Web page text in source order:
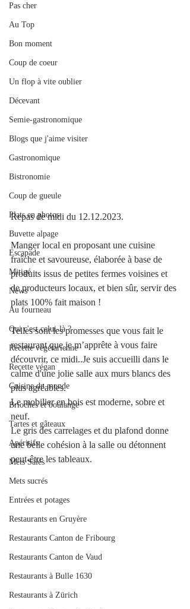
Pas cher
Au Top
Bon moment
Coup de coeur
Un flop à vite oublier
Décevant
Semie-gastronomique
Blogs que j'aime visiter
Gastronomique
Bistronomie
Coup de gueule
Plats en photos
Buvette alpage
Escapade
Mitigé
News
Au fourneau
Qui c'est celui-là ?
Recette végétarienne
Recette végan
Cuisine du monde
Brioches et boulange
Tartes et gâteaux
Apéritifs
Mets Salés
Mets sucrés
Entrées et potages
Restaurants en Gruyère
Restaurants Canton de Fribourg
Restaurants Canton de Vaud
Restaurants à Bulle 1630
Restaurants à Zürich
Repas de midi du 12.12.2023.
Manger local en proposant une cuisine
fraîche et savoureuse, élaborée à base de
produits issus de petites fermes voisines et
de producteurs locaux, et bien sûr, servir des
plats 100% fait maison !
Telles sont les promesses que vous fait le
restaurant que je m’apprête à vous faire
découvrir, ce midi..Je suis accueilli dans le
calme d'une jolie salle aux murs blancs des
plus agréables.
Le mobilier en bois est moderne, sobre et
neuf.
Le gris des carrelages et du plafond donne
une belle cohésion à la salle ou détonnent
peut-être les tableaux.